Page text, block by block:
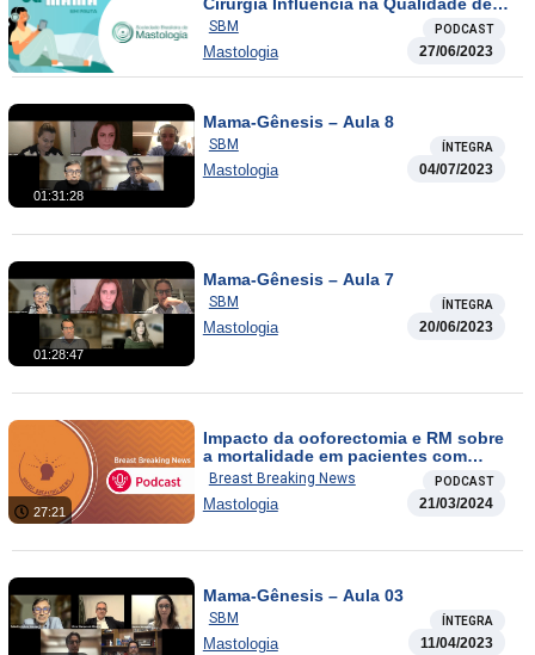
Vida?
SBM PODCAST
Mastologia 27/06/2023
01:31:28
Mama-Gênesis – Aula 8
SBM ÍNTEGRA
Mastologia 04/07/2023
01:28:47
Mama-Gênesis – Aula 7
SBM ÍNTEGRA
Mastologia 20/06/2023
27:21
Impacto da ooforectomia e RM sobre
a mortalidade em pacientes com
mutação BRCA 1 e BRCA 2 e última
recomendação da ASCO para terapia
alvo endócrina em tumor luminal
Breast Breaking News PODCAST
Mastologia 21/03/2024
Mama-Gênesis – Aula 03
SBM ÍNTEGRA
Mastologia 11/04/2023